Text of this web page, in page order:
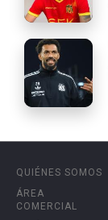
QUIÉNES SOMOS
ÁREA
COMERCIAL